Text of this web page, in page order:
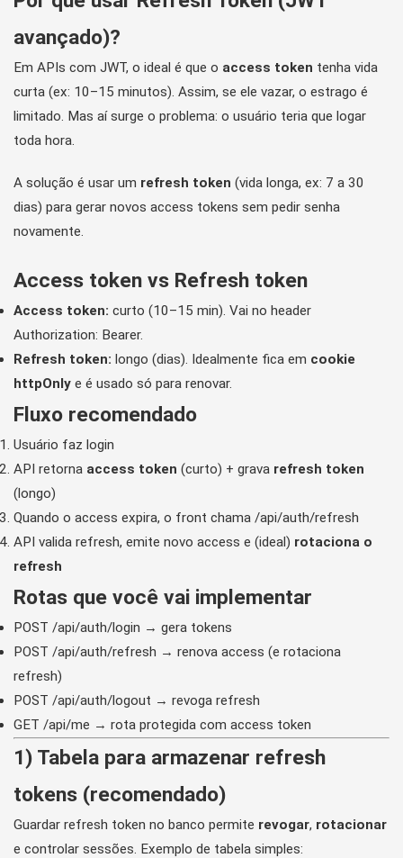
avançado)?
Em APIs com JWT, o ideal é que o access token tenha vida
curta (ex: 10–15 minutos). Assim, se ele vazar, o estrago é
limitado. Mas aí surge o problema: o usuário teria que logar
toda hora.
A solução é usar um refresh token (vida longa, ex: 7 a 30
dias) para gerar novos access tokens sem pedir senha
novamente.
Access token vs Refresh token
Access token: curto (10–15 min). Vai no header
Authorization: Bearer.
Refresh token: longo (dias). Idealmente fica em cookie
httpOnly e é usado só para renovar.
Fluxo recomendado
Usuário faz login
API retorna access token (curto) + grava refresh token
(longo)
Quando o access expira, o front chama /api/auth/refresh
API valida refresh, emite novo access e (ideal) rotaciona o
refresh
Rotas que você vai implementar
POST /api/auth/login → gera tokens
POST /api/auth/refresh → renova access (e rotaciona
refresh)
POST /api/auth/logout → revoga refresh
GET /api/me → rota protegida com access token
1) Tabela para armazenar refresh
tokens (recomendado)
Guardar refresh token no banco permite revogar, rotacionar
e controlar sessões. Exemplo de tabela simples: